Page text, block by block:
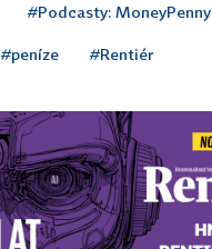
#Podcasty: MoneyPenny
#peníze #Rentiér